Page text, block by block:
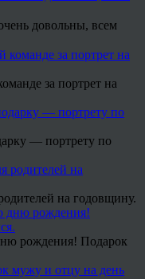
довольны, всем
за портрет на
— портрету по
на годовщину.
рождения! Подарок